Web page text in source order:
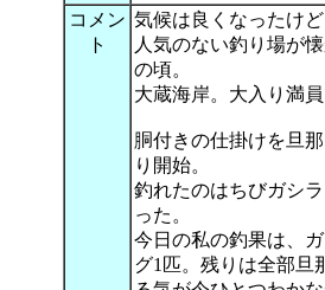
コメン
ト
気候は良くなったけ
人気のない釣り場が
の頃。
大蔵海岸。大入り満
胴付きの仕掛けを旦
り開始。
釣れたのはちびガシ
った。
今日の私の釣果は、
グ1匹。残りは全部旦